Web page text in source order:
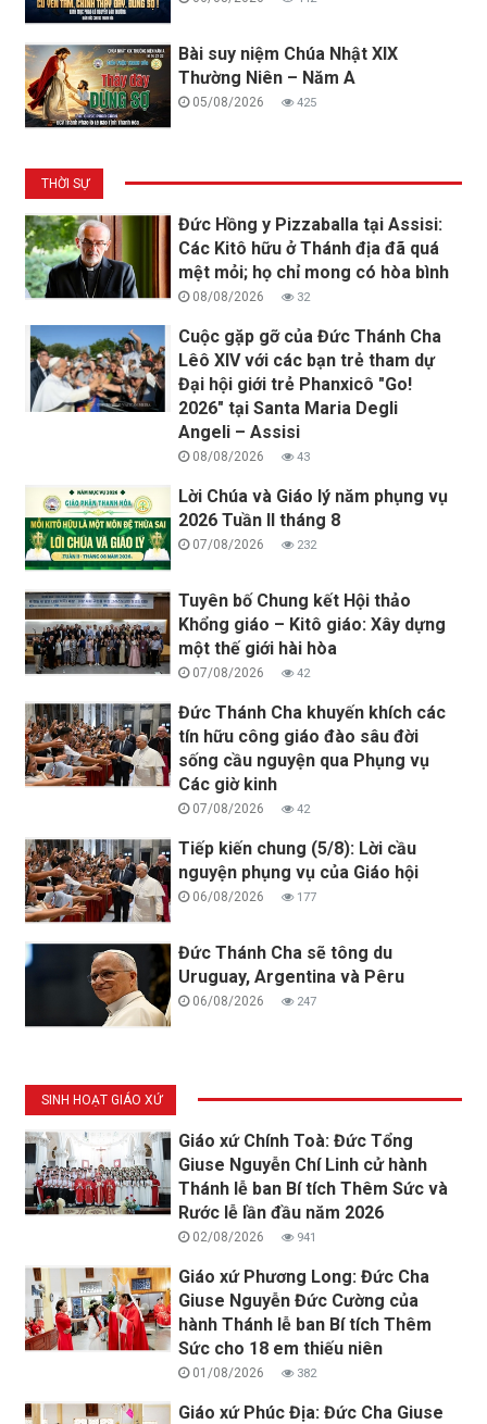
Bài suy niệm Chúa Nhật XIX
Thường Niên – Năm A
05/08/2026 425
THỜI SỰ
Đức Hồng y Pizzaballa tại Assisi:
Các Kitô hữu ở Thánh địa đã quá
mệt mỏi; họ chỉ mong có hòa bình
08/08/2026 32
Cuộc gặp gỡ của Đức Thánh Cha
Lêô XIV với các bạn trẻ tham dự
Đại hội giới trẻ Phanxicô "Go!
2026" tại Santa Maria Degli
Angeli – Assisi
08/08/2026 43
Lời Chúa và Giáo lý năm phụng vụ
2026 Tuần II tháng 8
07/08/2026 232
Tuyên bố Chung kết Hội thảo
Khổng giáo – Kitô giáo: Xây dựng
một thế giới hài hòa
07/08/2026 42
Đức Thánh Cha khuyến khích các
tín hữu công giáo đào sâu đời
sống cầu nguyện qua Phụng vụ
Các giờ kinh
07/08/2026 42
Tiếp kiến chung (5/8): Lời cầu
nguyện phụng vụ của Giáo hội
06/08/2026 177
Đức Thánh Cha sẽ tông du
Uruguay, Argentina và Pêru
06/08/2026 247
SINH HOẠT GIÁO XỨ
Giáo xứ Chính Toà: Đức Tổng
Giuse Nguyễn Chí Linh cử hành
Thánh lễ ban Bí tích Thêm Sức và
Rước lễ lần đầu năm 2026
02/08/2026 941
Giáo xứ Phương Long: Đức Cha
Giuse Nguyễn Đức Cường của
hành Thánh lễ ban Bí tích Thêm
Sức cho 18 em thiếu niên
01/08/2026 382
Giáo xứ Phúc Địa: Đức Cha Giuse